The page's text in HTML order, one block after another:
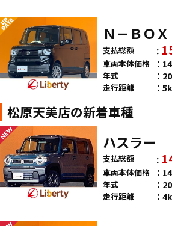
Ｎ－ＢＯＸ
支払総額
車両本体価格
年式
走行距離
松原天美店の新着車種
ハスラー
支払総額
車両本体価格
年式
走行距離